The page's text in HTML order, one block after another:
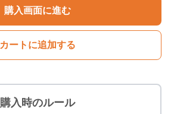
購入画面に進む
カートに追加する
購入時のルール